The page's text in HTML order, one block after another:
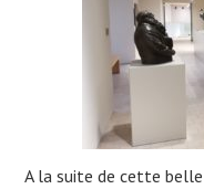
A la suite de cette